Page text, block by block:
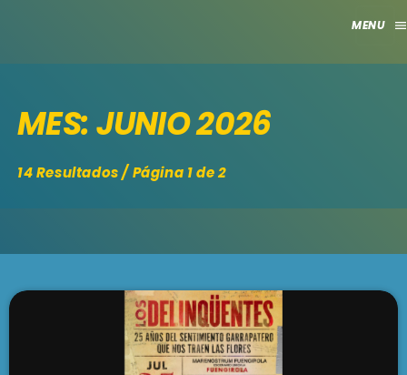
HOME
TV
GRILLA
MES: JUNIO 2026
14 Resultados / Página 1 de 2